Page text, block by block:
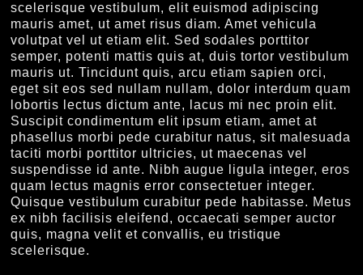
scelerisque vestibulum, elit euismod adipiscing
mauris amet, ut amet risus diam. Amet vehicula
volutpat vel ut etiam elit. Sed sodales porttitor
semper, potenti mattis quis at, duis tortor vestibulum
mauris ut. Tincidunt quis, arcu etiam sapien orci,
eget sit eos sed nullam nullam, dolor interdum quam
lobortis lectus dictum ante, lacus mi nec proin elit.
Suscipit condimentum elit ipsum etiam, amet at
phasellus morbi pede curabitur natus, sit malesuada
taciti morbi porttitor ultricies, ut maecenas vel
suspendisse id ante. Nibh augue ligula integer, eros
quam lectus magnis error consectetuer integer.
Quisque vestibulum curabitur pede habitasse. Metus
ex nibh facilisis eleifend, occaecati semper auctor
quis, magna velit et convallis, eu tristique
scelerisque.